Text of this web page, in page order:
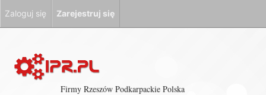
Firmy Rzeszów Podkarpackie Polska
Zaloguj się Zarejestruj się